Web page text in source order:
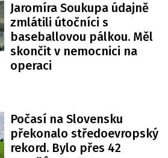
Jaromíra Soukupa údajně
zmlátili útočníci s
baseballovou pálkou. Měl
skončit v nemocnici na
operaci
Počasí na Slovensku
překonalo středoevropský
rekord. Bylo přes 42